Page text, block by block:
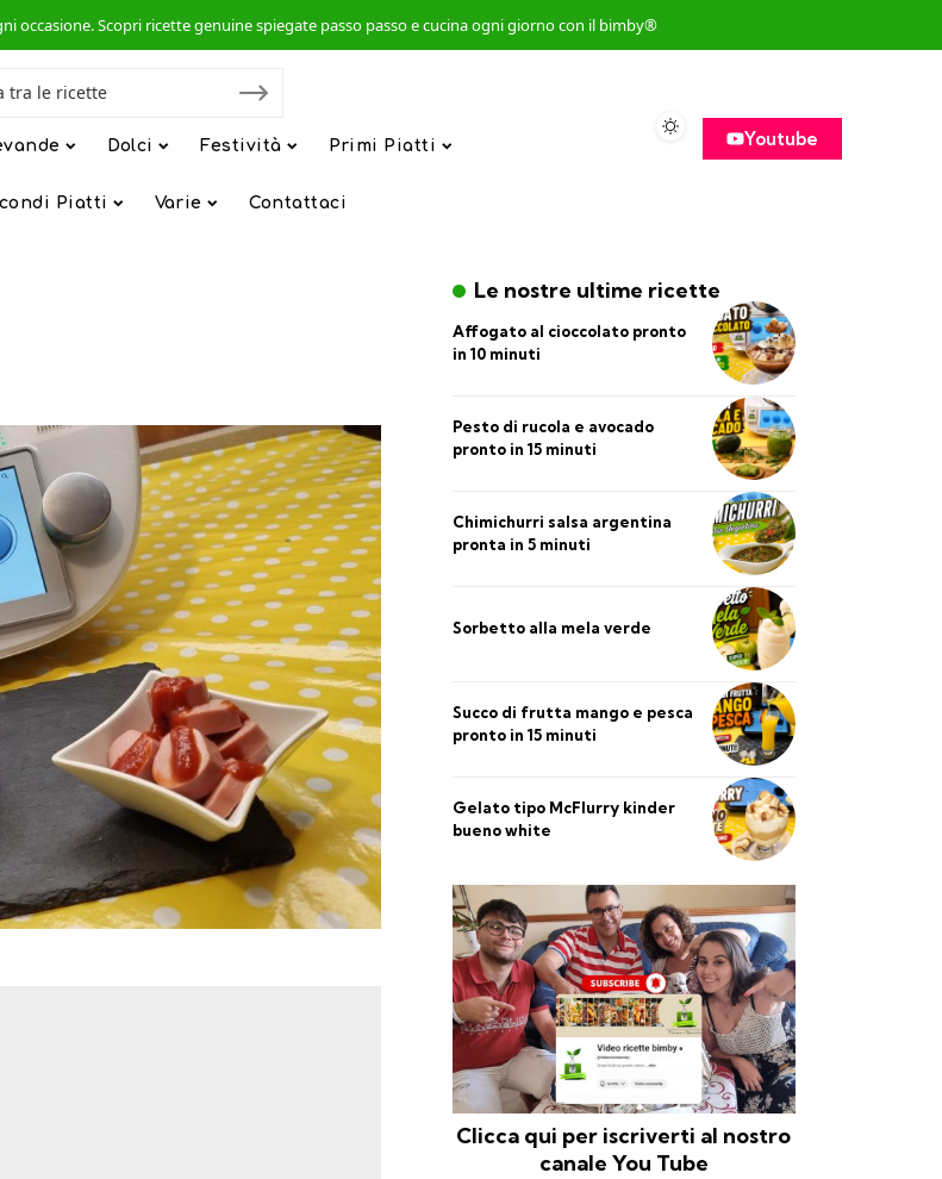
occasione. Scopri ricette genuine spiegate passo passo e cucina ogni giorno con il bimby®
Dolci Festività Primi Piatti
Piatti Varie Contattaci
Youtube
Le nostre ultime ricette
Affogato al cioccolato pronto
in 10 minuti
Pesto di rucola e avocado
pronto in 15 minuti
Chimichurri salsa argentina
pronta in 5 minuti
Sorbetto alla mela verde
Succo di frutta mango e pesca
pronto in 15 minuti
Gelato tipo McFlurry kinder
bueno white
Clicca qui per iscriverti al nostro
canale You Tube